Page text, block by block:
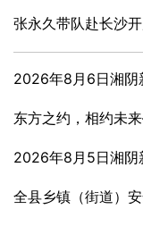
张永久带队赴长沙
2026年8月6日湘阴
2026年8月5日湘阴
全县乡镇（街道）